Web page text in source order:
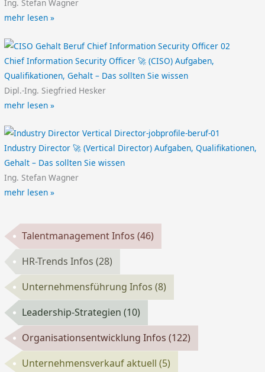
Ing. Stefan Wagner
mehr lesen »
Chief Information Security Officer 🚀 (CISO) Aufgaben,
Qualifikationen, Gehalt – Das sollten Sie wissen
Dipl.-Ing. Siegfried Hesker
mehr lesen »
Industry Director 🚀 (Vertical Director) Aufgaben, Qualifikationen,
Gehalt – Das sollten Sie wissen
Ing. Stefan Wagner
mehr lesen »
Talentmanagement Infos(46)
HR-Trends Infos(28)
Unternehmensführung Infos(8)
Leadership-Strategien(10)
Organisationsentwicklung Infos(122)
Unternehmensverkauf aktuell(5)